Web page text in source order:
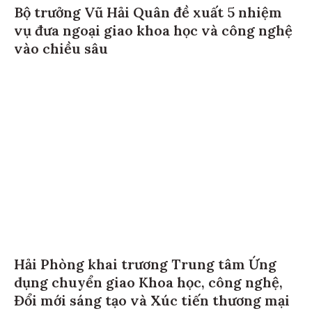
Bộ trưởng Vũ Hải Quân đề xuất 5 nhiệm
vụ đưa ngoại giao khoa học và công nghệ
vào chiều sâu
Hải Phòng khai trương Trung tâm Ứng
dụng chuyển giao Khoa học, công nghệ,
Đổi mới sáng tạo và Xúc tiến thương mại